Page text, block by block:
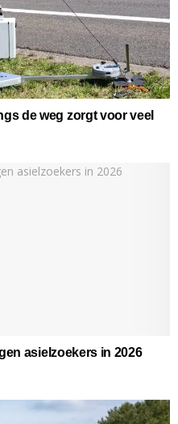
de weg zorgt voor veel
asielzoekers in 2026